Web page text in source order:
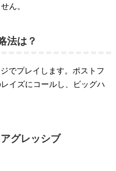
ん。
法は？
でプレイします。ポストフ
イズにコールし、ビッグハ
グレッシブ